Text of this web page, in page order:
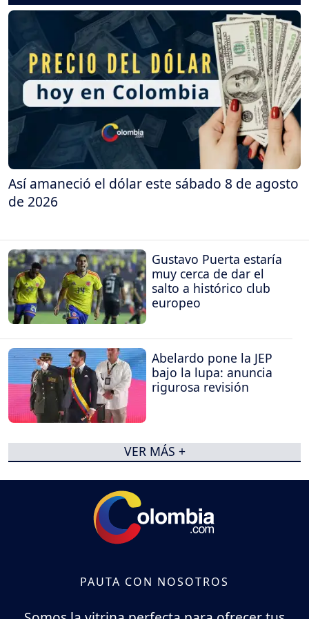
Así amaneció el dólar este sábado 8 de agosto
de 2026
Gustavo Puerta estaría
muy cerca de dar el
salto a histórico club
europeo
Abelardo pone la JEP
bajo la lupa: anuncia
rigurosa revisión
VER MÁS +
PAUTA CON NOSOTROS